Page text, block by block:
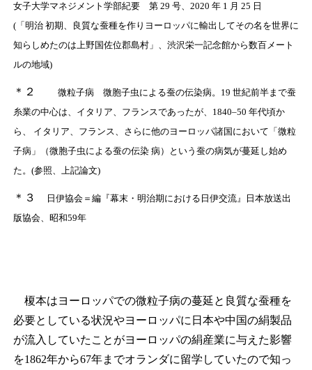
女子大学マネジメント学部紀要 第 29 号、2020 年 1 月 25 日
(「明治 初期、良質な蚕種を作りヨーロッパに輸出してその名を世界に
知らしめたのは上野国佐位郡島村」、渋沢栄一記念館から数百メート
ルの地域)
＊２ 微粒子病 微胞子虫による蚕の伝染病。19 世紀前半まで蚕
糸業の中心は、イタリア、フランスであったが、1840‒50 年代頃か
ら、 イタリア、フランス、さらに他のヨーロッパ諸国において「微粒
子病」（微胞子虫による蚕の伝染 病）という蚕の病気が蔓延し始め
た。(参照、上記論文)
＊３
日伊協会＝編『幕末・明治期における日伊交流』日本放送出
版協会、昭和59年
榎本はヨーロッパでの微粒子病の蔓延と良質な蚕種を
必要としている状況やヨーロッパに日本や中国の絹製品
が流入していたことがヨーロッパの絹産業に与えた影響
を1862年から67年までオランダに留学していたので知っ